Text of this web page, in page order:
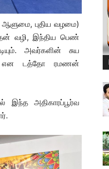
ஆளுமை, புதிய வழமை)
இதன் வழி, இந்திய பெண்
அவர்களின் சுய
என டத்தோ ரமணன்
அதிகாரப்பூர்வ